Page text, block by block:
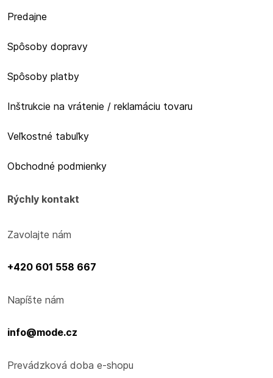
Predajne
Spôsoby dopravy
Spôsoby platby
Inštrukcie na vrátenie / reklamáciu tovaru
Veľkostné tabuľky
Obchodné podmienky
Rýchly kontakt
Zavolajte nám
+420 601 558 667
Napíšte nám
info@mode.cz
Prevádzková doba e-shopu